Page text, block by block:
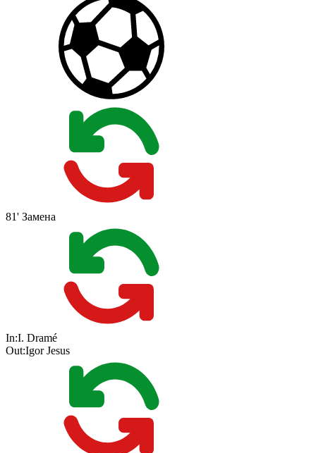
81' Замена
In:I. Dramé
Out:Igor Jesus